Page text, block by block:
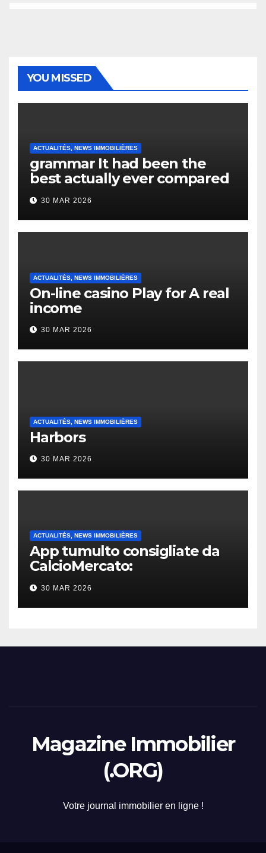
YOU MISSED
ACTUALITÉS, NEWS IMMOBILIÈRES
grammar It had been the
best actually ever compared
to it’s the top actually?
English Vocabulary Learners
Heap Change
30 MAR 2026
ACTUALITÉS, NEWS IMMOBILIÈRES
On-line casino Play for A real
income
30 MAR 2026
ACTUALITÉS, NEWS IMMOBILIÈRES
Harbors
30 MAR 2026
ACTUALITÉS, NEWS IMMOBILIÈRES
App tumulto consigliate da
CalcioMercato:
considerazione di gennaio
2026
30 MAR 2026
Magazine Immobilier
(.ORG)
Votre journal immobilier en ligne !